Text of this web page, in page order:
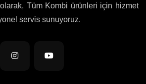
Tüm Kombi ürünleri için hizmet
servis sunuyoruz.